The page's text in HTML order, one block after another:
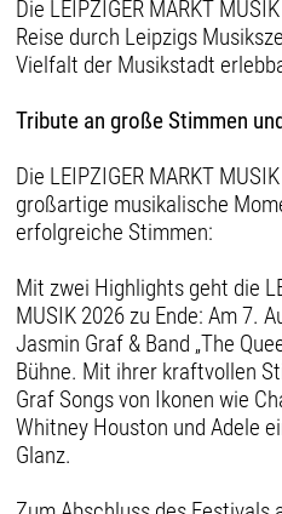
Die LEIPZIGER MARKT
Reise durch Leipzigs
Vielfalt der Musikstadt
Tribute an große Stimmen
Die LEIPZIGER MARKT
großartige musikalische
erfolgreiche Stimmen:
Mit zwei Highlights geht die
MUSIK 2026 zu Ende: Am 7.
Jasmin Graf & Band „The
Bühne. Mit ihrer kraftvollen
Graf Songs von Ikonen wie
Whitney Houston und Adele
Glanz.